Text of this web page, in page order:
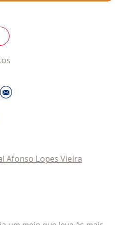
Afonso Lopes Vieira